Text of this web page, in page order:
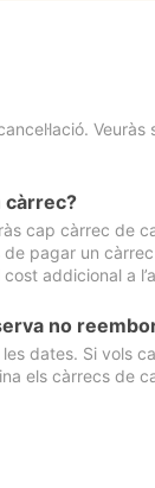
càrrec?
cap càrrec de
pagar un càrrec
addicional a
no
dates. Si vols
els càrrecs de